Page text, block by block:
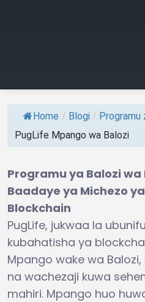
Home / Blogi / Programu
PugLife Mpango wa Balozi
Programu ya Balozi wa
Baadaye ya Michezo
Blockchain
PugLife, jukwaa la
kubahatisha ya
Mpango wake wa
na wachezaji kuwa
mahiri. Mpango huo